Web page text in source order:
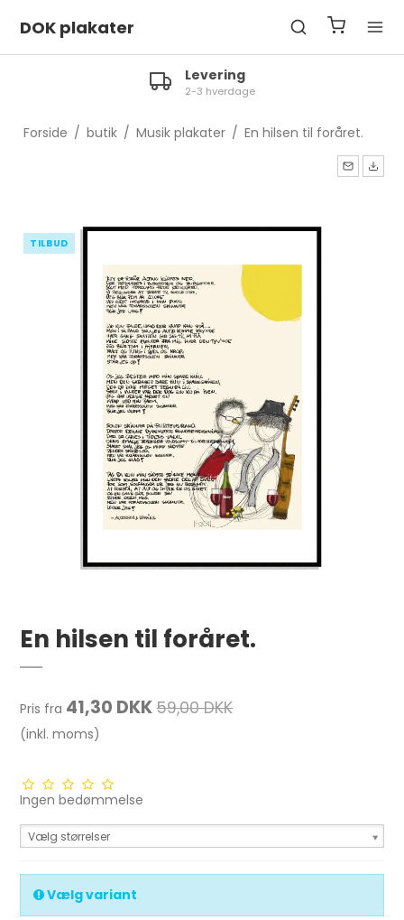
DOK plakater
Levering
2-3 hverdage
Forside / butik / Musik plakater / En hilsen til foråret.
TILBUD
En hilsen til foråret.
Pris fra 41,30 DKK59,00 DKK
(inkl. moms)
Ingen bedømmelse
Vælg størrelser
Vælg variant